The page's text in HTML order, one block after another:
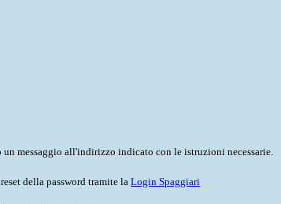
un messaggio all'indirizzo indicato con le istruzioni necessarie.
della password tramite la Login Spaggiari